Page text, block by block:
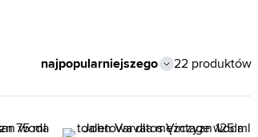
22 produktów